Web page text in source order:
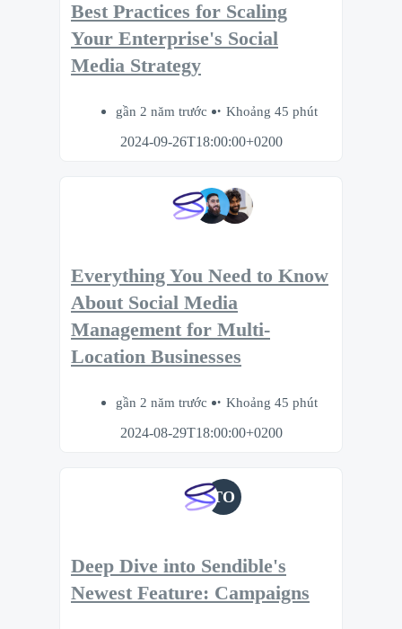
Best Practices for Scaling
Your Enterprise's Social
Media Strategy
gần 2 năm trước
Khoảng 45 phút
2024-09-26T18:00:00+0200
Everything You Need to Know
About Social Media
Management for Multi-
Location Businesses
gần 2 năm trước
Khoảng 45 phút
2024-08-29T18:00:00+0200
TO
Deep Dive into Sendible's
Newest Feature: Campaigns